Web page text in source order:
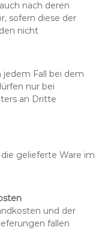
nach deren
sofern diese der
nicht
jedem Fall bei dem
nur bei
an Dritte
gelieferte Ware im
und der
fallen